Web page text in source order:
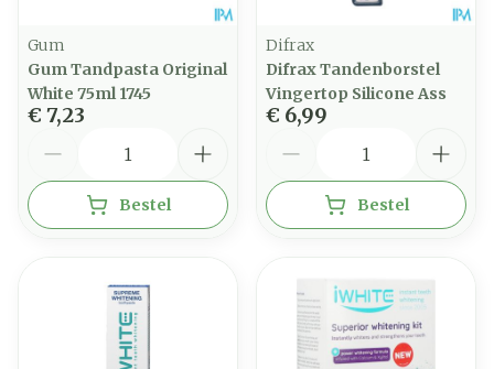
Gum
Gum Tandpasta Original
White 75ml 1745
€ 7,23
Bestel
Difrax
Difrax Tandenborstel
Vingertop Silicone Ass
€ 6,99
Bestel